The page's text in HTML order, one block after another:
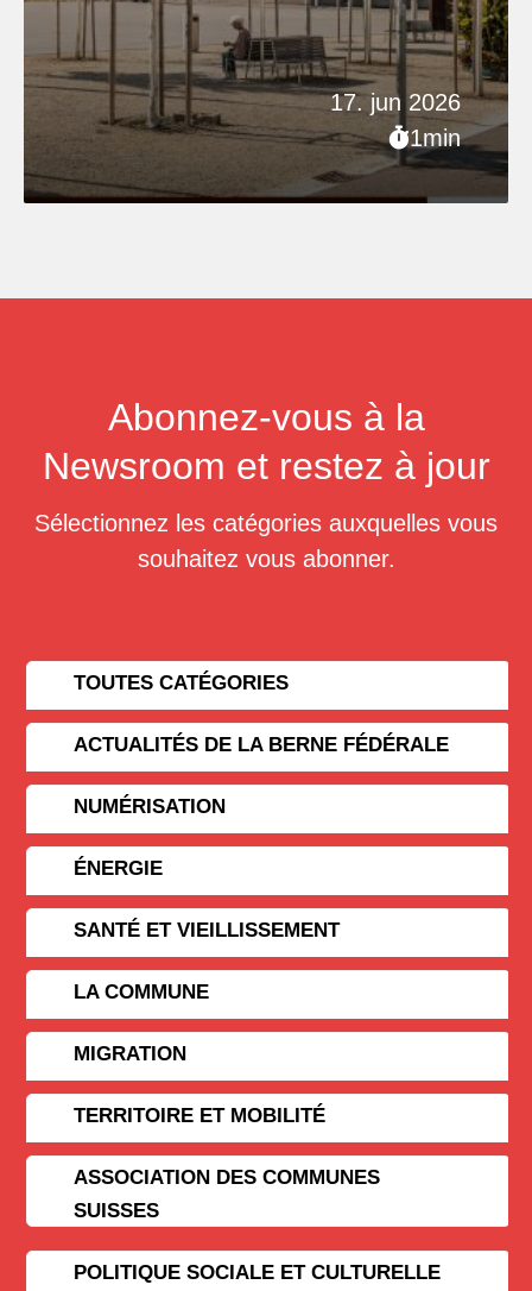
17. jun 2026
1min
Abonnez-vous à la
Newsroom et restez à jour
Sélectionnez les catégories auxquelles vous
souhaitez vous abonner.
TOUTES CATÉGORIES
ACTUALITÉS DE LA BERNE FÉDÉRALE
NUMÉRISATION
ÉNERGIE
SANTÉ ET VIEILLISSEMENT
LA COMMUNE
MIGRATION
TERRITOIRE ET MOBILITÉ
ASSOCIATION DES COMMUNES
SUISSES
POLITIQUE SOCIALE ET CULTURELLE